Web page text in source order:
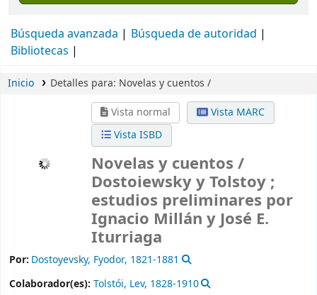
Búsqueda avanzada
Búsqueda de autoridad
Bibliotecas
Inicio Detalles para: Novelas y cuentos /
Vista normal
Vista MARC
Vista ISBD
Novelas y cuentos /
Dostoiewsky y Tolstoy ;
estudios preliminares por
Ignacio Millán y José E.
Iturriaga
Por: Dostoyevsky, Fyodor, 1821-1881
Colaborador(es): Tolstói, Lev, 1828-1910